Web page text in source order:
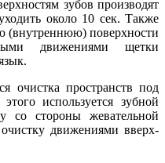
зубов производят
около 10 сек. Также
(внутреннюю) поверхности
движениями щетки
очистка пространств под
используется зубной
стороны жевательной
движениями вверх-